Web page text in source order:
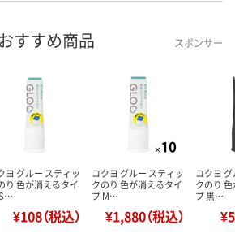
すすめ商品 スポンサー
ヨ グルー スティッ
り 色が消えるタイ
¥108（税込）
コクヨ グルー スティッ
クのり 色が消えるタイ
プ M…
¥1,880（税込）
コクヨ
クのり
プ 黒…